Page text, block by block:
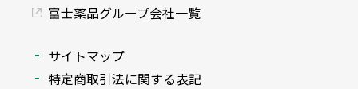
富士薬品グループ会社一覧
サイトマップ
特定商取引法に関する表記